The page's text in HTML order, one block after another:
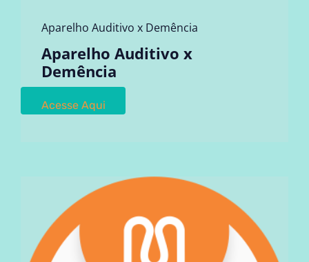
Aparelho Auditivo x Demência
Aparelho Auditivo x
Demência
Acesse Aqui